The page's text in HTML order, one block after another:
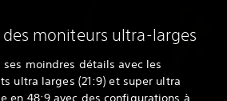
des moniteurs ultra-larges
moindres détails avec les
ultra larges (21:9) et super ultra
en 48:9 avec des configurations à